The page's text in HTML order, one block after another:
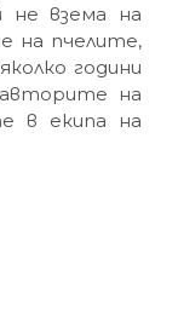
не взема на
на пчелите,
години
на
в екипа на